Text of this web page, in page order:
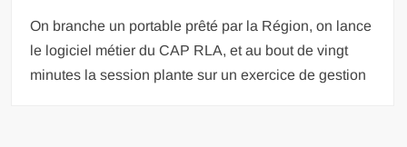
On branche un portable prêté par la Région, on lance
le logiciel métier du CAP RLA, et au bout de vingt
minutes la session plante sur un exercice de gestion